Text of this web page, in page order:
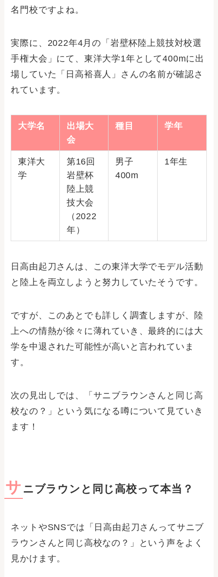
名門校ですよね。
実際に、2022年4月の「岩壁杯陸上競技対校選
手権大会」にて、東洋大学1年として400mに出
場していた「日高裕喜人」さんの名前が確認さ
れています。
大学名
出場大
会
種目 学年
東洋大
学
第16回
岩壁杯
陸上競
技大会
（2022
年）
男子
400m
1年生
日高由起刀さんは、この東洋大学でモデル活動
と陸上を両立しようと努力していたそうです。
ですが、このあとでも詳しく調査しますが、陸
上への情熱が徐々に薄れていき、最終的には大
学を中退された可能性が高いと言われていま
す。
次の見出しでは、「サニブラウンさんと同じ高
校なの？」という気になる噂について見ていき
ます！
サ ニブラウンと同じ高校って本当？
ネットやSNSでは「日高由起刀さんってサニブ
ラウンさんと同じ高校なの？」という声をよく
見かけます。